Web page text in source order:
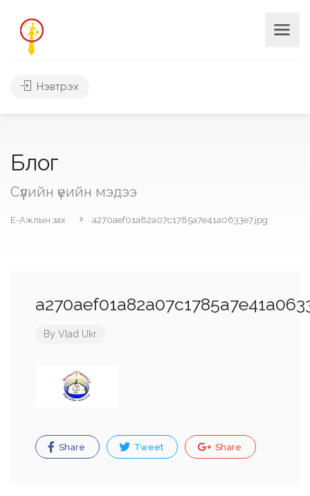
Нэвтрэх
Блог
Сүүлийн үеийн мэдээ
Е-Ажлын зах a270aef01a82a07c1785a7e41a0633e7.jpg
By Vlad Ukr
Share Tweet Share